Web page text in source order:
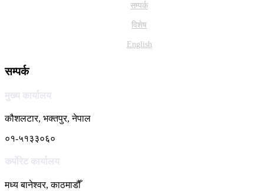
सम्पर्क
विशेष
English
सम्पर्क
मुख्य कार्यालय
कौशलटार, भक्तपुर, नेपाल
०१-५१३३०६०
कर्पाेरेट कार्यालय
मध्य बानेश्वर, काठमाडौँ